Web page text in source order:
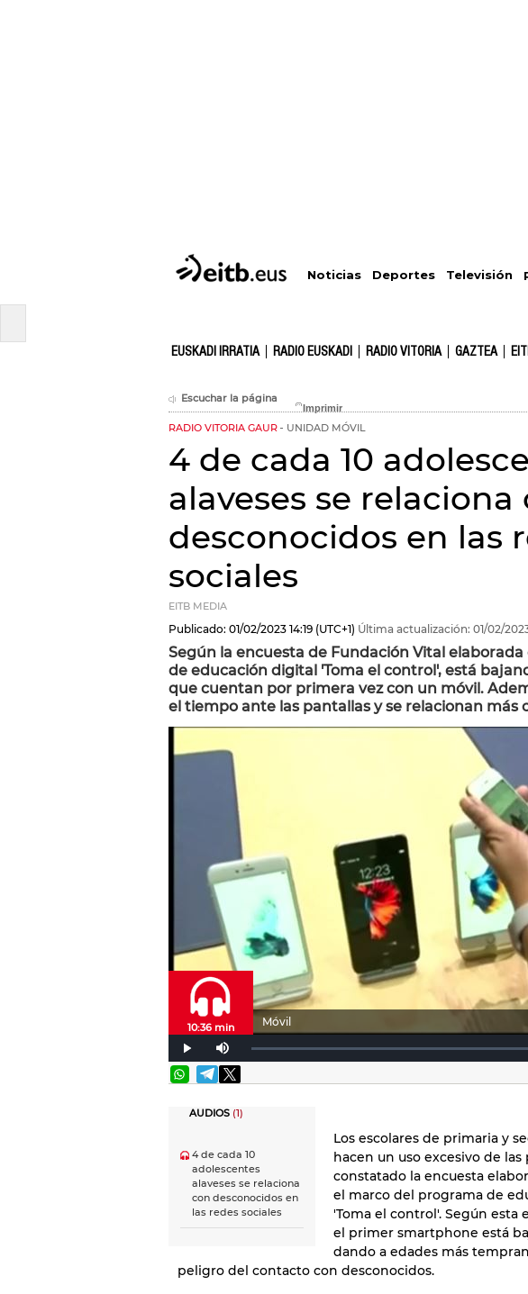
Noticias Deportes Televisión
EUSKADI IRRATIA RADIO EUSKADI RADIO VITORIA GAZTEA
Escuchar la página
RADIO VITORIA GAUR UNIDAD MÓVIL
4 de cada 10
alaveses se relaciona
desconocidos en las
sociales
EITB MEDIA
Publicado: 01/02/2023 14:19 (UTC+1) Última actualización: 01/02/
Según la encuesta de Fundación Vital
de educación digital 'Toma el control', está
que cuentan por primera vez con un móvil.
el tiempo ante las pantallas y se relacionan más
Móvil
10:36 min
AUDIOS (1)
4 de cada 10
adolescentes
alaveses se relaciona
con desconocidos en
las redes sociales
Los escolares de primaria y
hacen un uso excesivo de las
constatado la encuesta
el marco del programa de
'Toma el control'. Según esta
el primer smartphone está
dando a edades más
peligro del contacto con desconocidos.